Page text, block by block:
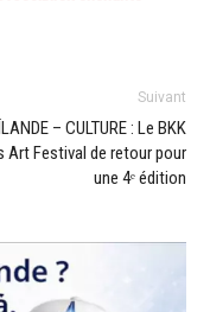
Suivant
– CULTURE : Le BKK
Art Festival de retour pour
une 4ᵉ édition